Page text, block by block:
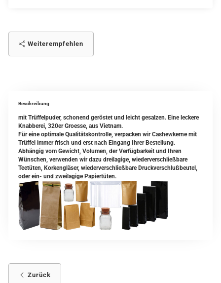
Weiterempfehlen
Beschreibung
mit Trüffelpuder, schonend geröstet und leicht gesalzen. Eine leckere
Knabberei, 320er Groesse, aus Vietnam.
Für eine optimale Qualitätskontrolle, verpacken wir Cashewkerne mit
Trüffel immer frisch und erst nach Eingang Ihrer Bestellung.
Abhängig vom Gewicht, Volumen, der Verfügbarkeit und Ihren
Wünschen, verwenden wir dazu dreilagige, wiederverschließbare
Teetüten, Korkengläser, wiederverschließbare Druckverschlußbeutel,
oder ein- und zweilagige Papiertüten.
Zurück